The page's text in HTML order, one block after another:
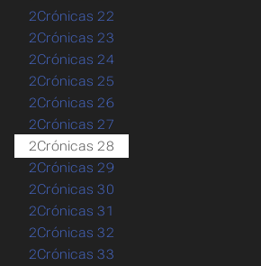
2Crónicas 22
2Crónicas 23
2Crónicas 24
2Crónicas 25
2Crónicas 26
2Crónicas 27
2Crónicas 28
2Crónicas 29
2Crónicas 30
2Crónicas 31
2Crónicas 32
2Crónicas 33